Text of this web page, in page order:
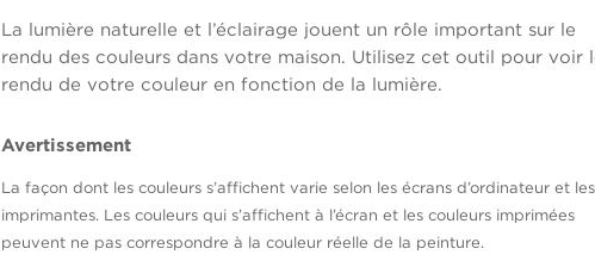
La lumière naturelle et l’éclairage jouent un rôle important sur le
rendu des couleurs dans votre maison. Utilisez cet outil pour voir
rendu de votre couleur en fonction de la lumière.
Avertissement
La façon dont les couleurs s’affichent varie selon les écrans d’ordinateur et les
imprimantes. Les couleurs qui s’affichent à l’écran et les couleurs imprimées
peuvent ne pas correspondre à la couleur réelle de la peinture.